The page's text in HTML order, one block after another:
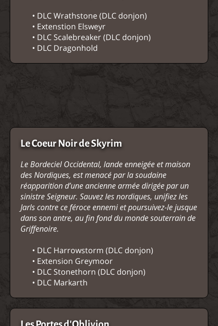
• DLC Wrathstone (DLC donjon)
• Extenstion Elsweyr
• DLC Scalebreaker (DLC donjon)
• DLC Dragonhold
Le Coeur Noir de Skyrim
Le Bordeciel Occidental, lande enneigée et maison
des Nordiques, est menacé par la soudaine
réapparition d’une ancienne armée dirigée par un
sinistre Seigneur. Sauvez les nordiques, unifiez les
Jarls contre ce féroce ennemi et poursuivez-le jusque
dans son antre, au fin fond du monde souterrain de
Griffenoire.
• DLC Harrowstorm (DLC donjon)
• Extension Greymoor
• DLC Stonethorn (DLC donjon)
• DLC Markarth